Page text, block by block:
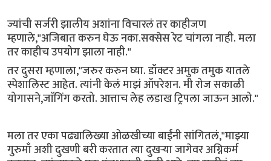
ज्यांची सर्जरी झालीय अशांना विचारलं तर काहीजण
म्हणाले,"अजिबात करुन घेऊ नका.सक्सेस रेट चांगला नाही. मला
तर काहीच उपयोग झाला नाही."
तर दुसरा म्हणाला,"जरुर करुन घ्या. डॉक्टर अमुक तमुक यातले
स्पेशालिस्ट आहेत. त्यांनी केलं माझं ऑपरेशन. मी रोज सकाळी
योगासने,जाॅगिंग करतो. आत्ताच लेह लडाख ट्रिपला जाऊन आलो."
मला तर एका पढ्यालिख्या ओळखीच्या बाईंनी सांगितलं,"माझ्या
गुरुमाँ अशी दुखणी बरी करतात त्या दुखऱ्या जागेवर अग्निकर्म